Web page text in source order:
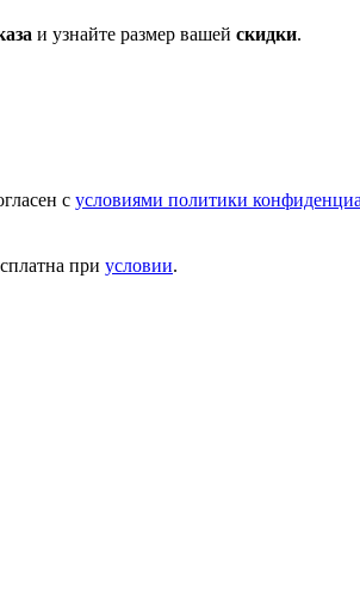
и узнайте размер вашей скидки.
с условиями политики
при условии.